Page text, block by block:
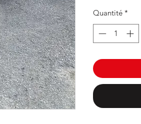
Quantité *